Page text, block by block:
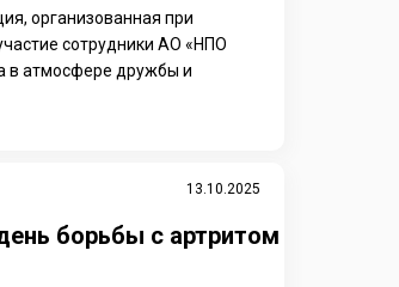
организованная при
сотрудники АО «НПО
в атмосфере дружбы и
13.10.2025
борьбы с артритом